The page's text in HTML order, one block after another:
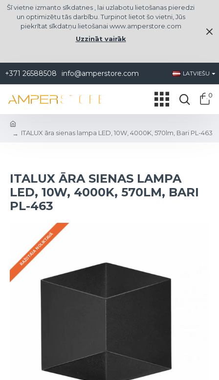
Šī vietne izmanto sīkdatnes , lai uzlabotu lietošanas pieredzi
un optimizētu tās darbību. Turpinot lietot šo vietni, Jūs
piekrītat sīkdatņu lietošanai www.amperstore.com
Uzzināt vairāk
+371 26588508 info@amperstore.com LATVIEŠU
0
ITALUX āra sienas lampa LED, 10W, 4000K, 570lm, Bari PL-463
ITALUX ĀRA SIENAS LAMPA
LED, 10W, 4000K, 570LM, BARI
PL-463
RAŽOTĀJA NOLIKTAVĀ